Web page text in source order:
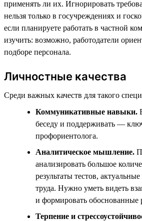
применять ли их. Игнорировать
нельзя только в госучреждениях и
если планируете работать в частной
изучить: возможно, работодатели
подборе персонала.
Личностные качества
Среди важных качеств для такого
Коммуникативные навыки.
беседу и поддерживать —
профориентолога.
Аналитическое мышление.
анализировать большое
результаты тестов,
труда. Нужно уметь видеть
и формировать обоснованные
Терпение и